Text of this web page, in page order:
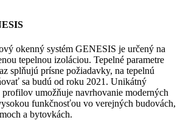
okenný systém GENESIS je určený na
tepelnou izoláciou. Tepelné parametre
splňujú prísne požiadavky, na tepelnú
sa budú od roku 2021. Unikátný
profilov umožňuje navrhovanie moderných
funkčnosťou vo verejných budovách,
a bytovkách.